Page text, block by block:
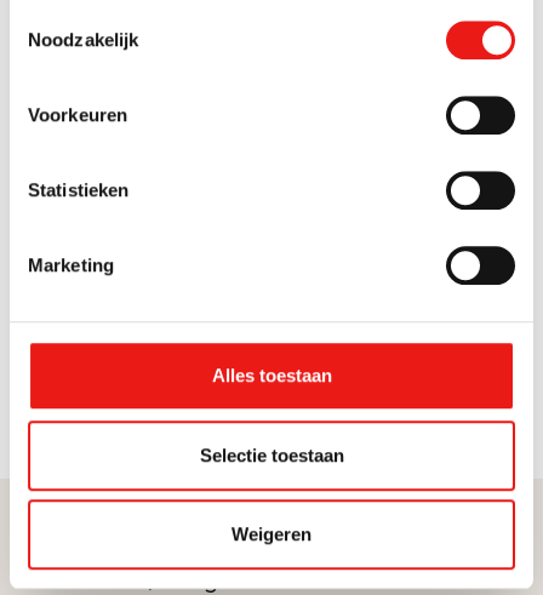
Noodzakelijk
Voorkeuren
Statistieken
Marketing
Alles toestaan
Selectie toestaan
Weigeren
↗Geen stijl opleggen maar keuzes begeleiden
↗Ontzorgen stopt niet aan de werf maar
↗Hoe MENTALL het verhaal van Élan
Lees meer
Bouwen wordt niet eenvoudiger. Regels
veranderen, budgetten staan onder druk en